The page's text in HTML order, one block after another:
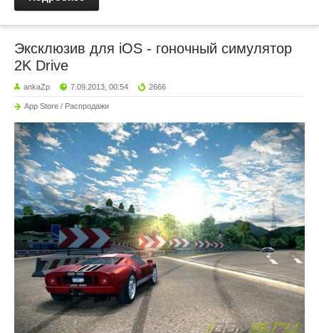
Эксклюзив для iOS - гоночный симулятор
2K Drive
ankaZp 7.09.2013, 00:54 2666
App Store / Распродажи